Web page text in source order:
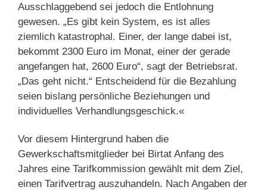
Ausschlaggebend sei jedoch die Entlohnung
gewesen. „Es gibt kein System, es ist alles
ziemlich katastrophal. Einer, der lange dabei ist,
bekommt 2300 Euro im Monat, einer der gerade
angefangen hat, 2600 Euro“, sagt der Betriebsrat.
„Das geht nicht.“ Entscheidend für die Bezahlung
seien bislang persönliche Beziehungen und
individuelles Verhandlungsgeschick.«
Vor diesem Hintergrund haben die
Gewerkschaftsmitglieder bei Birtat Anfang des
Jahres eine Tarifkommission gewählt mit dem Ziel,
einen Tarifvertrag auszuhandeln. Nach Angaben der